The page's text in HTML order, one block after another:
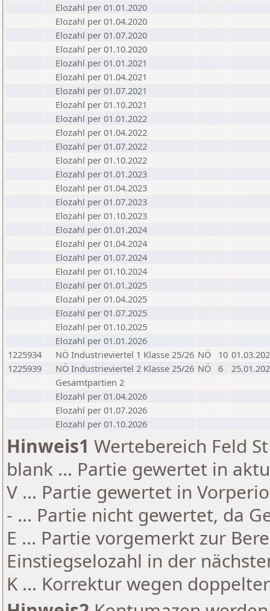
Elozahl per 01.01.2020
Elozahl per 01.04.2020
Elozahl per 01.07.2020
Elozahl per 01.10.2020
Elozahl per 01.01.2021
Elozahl per 01.04.2021
Elozahl per 01.07.2021
Elozahl per 01.10.2021
Elozahl per 01.01.2022
Elozahl per 01.04.2022
Elozahl per 01.07.2022
Elozahl per 01.10.2022
Elozahl per 01.01.2023
Elozahl per 01.04.2023
Elozahl per 01.07.2023
Elozahl per 01.10.2023
Elozahl per 01.01.2024
Elozahl per 01.04.2024
Elozahl per 01.07.2024
Elozahl per 01.10.2024
Elozahl per 01.01.2025
Elozahl per 01.04.2025
Elozahl per 01.07.2025
Elozahl per 01.10.2025
Elozahl per 01.01.2026
1225934
NÖ Industrieviertel 1 Klasse 25/26 NÖ 10
1225939
NÖ Industrieviertel 2 Klasse 25/26 NÖ 6
Gesamtpartien 2
Elozahl per 01.04.2026
Elozahl per 01.07.2026
Elozahl per 01.10.2026
Hinweis1 Wertebereich Feld
blank ... Partie gewertet in
V ... Partie gewertet in
- ... Partie nicht gewertet, da
E ... Partie vorgemerkt zur
Einstiegselozahl in der
K ... Korrektur wegen